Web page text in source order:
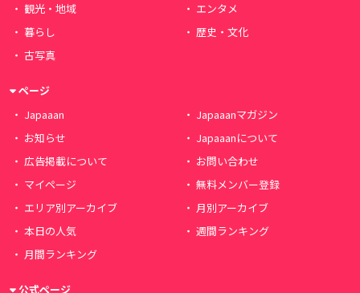
観光・地域
エンタメ
暮らし
歴史・文化
古写真
ページ
Japaaan
Japaaanマガジン
お知らせ
Japaaanについて
広告掲載について
お問い合わせ
マイページ
無料メンバー登録
エリア別アーカイブ
月別アーカイブ
本日の人気
週間ランキング
月間ランキング
公式ページ